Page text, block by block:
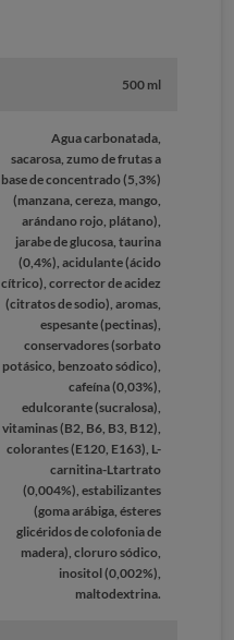
500 ml
Agua carbonatada,
sacarosa, zumo de frutas a
base de concentrado (5,3%)
(manzana, cereza, mango,
arándano rojo, plátano),
jarabe de glucosa, taurina
(0,4%), acidulante (ácido
cítrico), corrector de acidez
(citratos de sodio), aromas,
espesante (pectinas),
conservadores (sorbato
potásico, benzoato sódico),
cafeína (0,03%),
edulcorante (sucralosa),
vitaminas (B2, B6, B3, B12),
colorantes (E120, E163), L-
carnitina-Ltartrato
(0,004%), estabilizantes
(goma arábiga, ésteres
glicéridos de colofonia de
madera), cloruro sódico,
inositol (0,002%),
maltodextrina.